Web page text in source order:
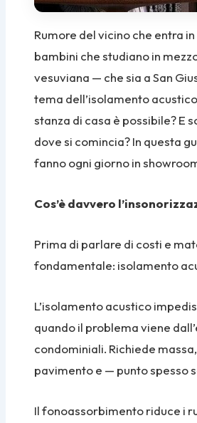
Rumore del vicino che entra
bambini che studiano in
vesuviana — che sia a San
tema dell’isolamento
stanza di casa è possibile? E
dove si comincia? In questa
fanno ogni giorno in
Cos’è davvero
Prima di parlare di costi e
fondamentale: isolamento
L’isolamento acustico
quando il problema viene
condominiali. Richiede
pavimento e — punto spesso
Il fonoassorbimento riduce i